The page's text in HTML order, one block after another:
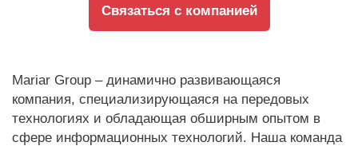
Связаться с компанией
Mariar Group – динамично развивающаяся
компания, специализирующаяся на передовых
технологиях и обладающая обширным опытом в
сфере информационных технологий. Наша команда